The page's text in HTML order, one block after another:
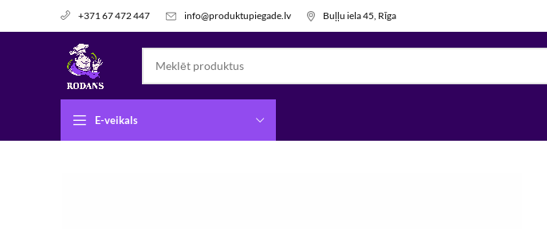
+371 67 472 447 info@produktupiegade.lv Buļļu iela 45, Rīga
E-veikals